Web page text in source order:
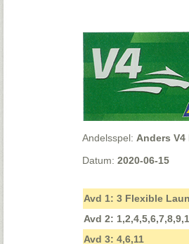
Andelsspel: Anders
Datum:2020-06-15
Avd 1: 3 Flexible
Avd 2:
Avd 3: 4,6,11